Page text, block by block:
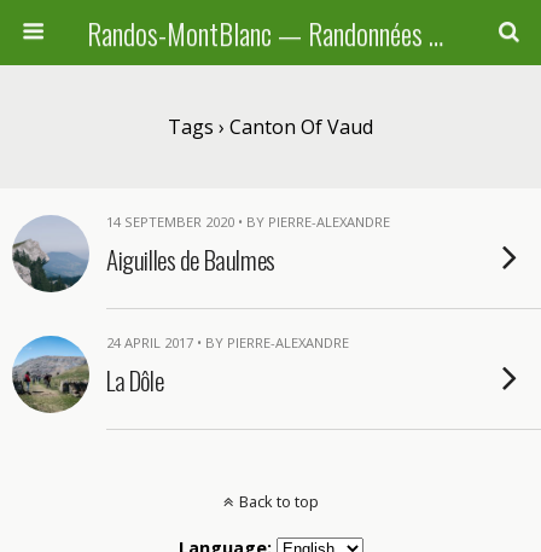
Randos-MontBlanc — Randonnées pédestres familiales en Haute-Savoie, Suisse et Italie
Tags › Canton Of Vaud
14 SEPTEMBER 2020 • BY PIERRE-ALEXANDRE
Aiguilles de Baulmes
24 APRIL 2017 • BY PIERRE-ALEXANDRE
La Dôle
Back to top